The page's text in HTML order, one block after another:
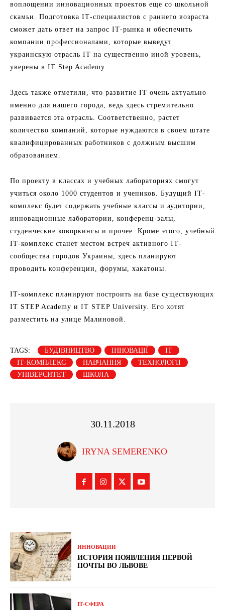
воплощении инновационных проектов еще со школьной
скамьи. Подготовка IТ-специалистов с раннего возраста
сможет дать ответ на запрос IТ-рынка и обеспечить
компании профессионалами, которые выведут
украинскую отрасль IТ на существенно иной уровень,
уверены в IT Step Academy.
Здесь также отметили, что развитие IТ очень актуально
именно для нашего города, ведь здесь стремительно
развивается эта отрасль. Соответственно, растет
количество компаний, которые нуждаются в своем штате
квалифицированных работников с должным высшим
образованием.
По проекту в классах и учебных лабораториях смогут
учиться около 1000 студентов и учеников. Будущий IТ-
комплекс будет содержать учебные классы и аудитории,
инновационные лаборатории, конференц-залы,
студенческие коворкингы и прочее. Кроме этого, учебный
IТ-комплекс станет местом встреч активного IТ-
сообщества городов Украины, здесь планируют
проводить конференции, форумы, хакатоны.
IТ-комплекс планируют построить на базе существующих
IT STEP Academy и IT STEP University. Его хотят
разместить на улице Малиновой.
TAGS: БУДІВНИЦТВО ІННОВАЦІЇ
ІТ
ІТ-КОМПЛЕКС
НАВЧАННЯ
ТЕХНОЛОГІЇ
УНІВЕРСИТЕТ
ШКОЛА
30.11.2018
IRYNA SEMERENKO
ИННОВАЦИИ
ИСТОРИЯ ПОЯВЛЕНИЯ ПЕРВОЙ
ПОЧТЫ ВО ЛЬВОВЕ
ІТ-СФЕРА